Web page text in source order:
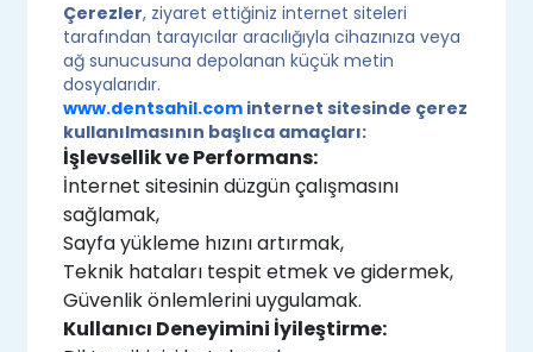
Çerezler, ziyaret ettiğiniz internet siteleri
tarafından tarayıcılar aracılığıyla cihazınıza veya
ağ sunucusuna depolanan küçük metin
dosyalarıdır.
www.dentsahil.com internet sitesinde çerez
kullanılmasının başlıca amaçları:
İşlevsellik ve Performans:
İnternet sitesinin düzgün çalışmasını
sağlamak,
Sayfa yükleme hızını artırmak,
Teknik hataları tespit etmek ve gidermek,
Güvenlik önlemlerini uygulamak.
Kullanıcı Deneyimini İyileştirme: